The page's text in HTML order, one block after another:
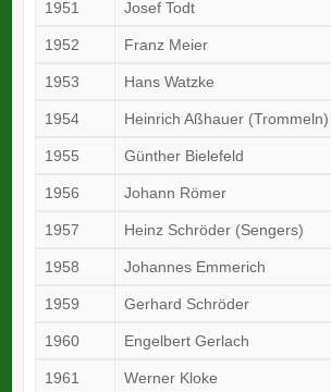
1951 Josef Todt
1952 Franz Meier
1953 Hans Watzke
1954 Heinrich Aßhauer (Trommeln)
1955 Günther Bielefeld
1956 Johann Römer
1957 Heinz Schröder (Sengers)
1958 Johannes Emmerich
1959 Gerhard Schröder
1960 Engelbert Gerlach
1961 Werner Kloke